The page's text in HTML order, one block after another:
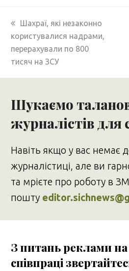
previous
post:
Шахраї, які незаконно
користувалися надрами,
перерахували по 800
тисяч на ЗСУ
Шукаємо
журналістів для
Навіть якщо у вас немає
журналістиці, але ви
та мрієте про роботу в
пошту
З питань реклами на
співпраці